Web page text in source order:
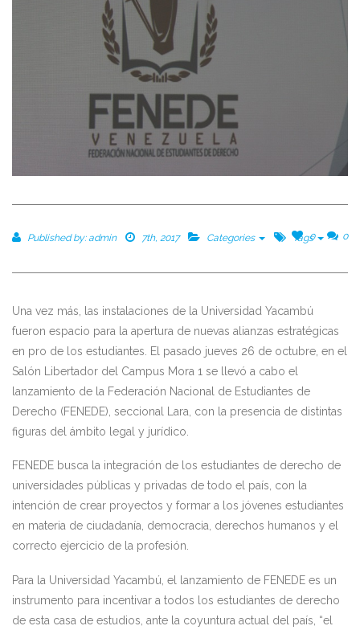
Published by:admin 7th, 2017 Categories Tags 0
0
Una vez más, las instalaciones de la Universidad Yacambú
fueron espacio para la apertura de nuevas alianzas estratégicas
en pro de los estudiantes. El pasado jueves 26 de octubre, en el
Salón Libertador del Campus Mora 1 se llevó a cabo el
lanzamiento de la Federación Nacional de Estudiantes de
Derecho (FENEDE), seccional Lara, con la presencia de distintas
figuras del ámbito legal y jurídico.
FENEDE busca la integración de los estudiantes de derecho de
universidades públicas y privadas de todo el país, con la
intención de crear proyectos y formar a los jóvenes estudiantes
en materia de ciudadanía, democracia, derechos humanos y el
correcto ejercicio de la profesión.
Para la Universidad Yacambú, el lanzamiento de FENEDE es un
instrumento para incentivar a todos los estudiantes de derecho
de esta casa de estudios, ante la coyuntura actual del país, “el